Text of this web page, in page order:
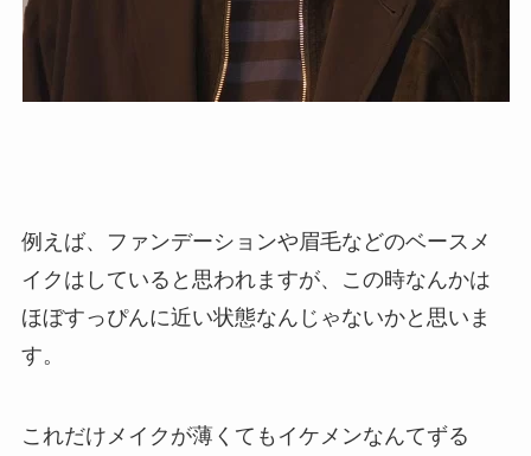
例えば、ファンデーションや眉毛などのベースメ
イクはしていると思われますが、この時なんかは
ほぼすっぴんに近い状態なんじゃないかと思いま
す。
これだけメイクが薄くてもイケメンなんてずる